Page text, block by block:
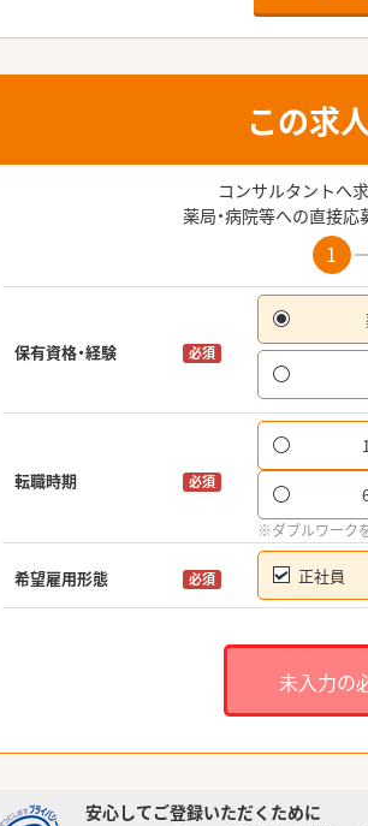
この求
コンサルタントへ
薬局・病院等への直接応
1
保有資格・経験 必須
転職時期 必須
※ダブルワーク
希望雇用形態 必須 正社員
未入力の
安心してご登録いただくために